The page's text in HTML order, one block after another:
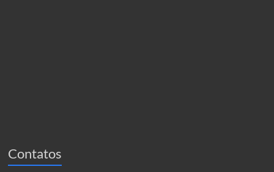
Contatos